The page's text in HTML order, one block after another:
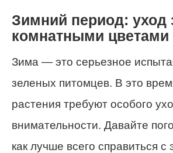
Зимний период: уход
комнатными цветами
Зима — это серьезное
зеленых питомцев. В это
растения требуют особого
внимательности. Давайте
как лучше всего справиться с